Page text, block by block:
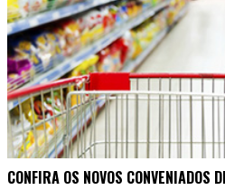
CONFIRA OS NOVOS CONVENIADOS